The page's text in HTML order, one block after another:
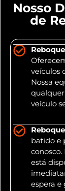
Nosso
de
veículos
Nossa
veículo
batido e
conosco.
está
espera e